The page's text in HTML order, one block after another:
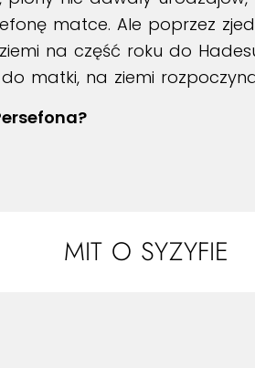
matce. Ale poprzez
na część roku do
matki, na ziemi
MIT O SYZYFIE